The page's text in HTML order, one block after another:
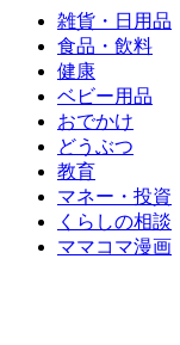
雑貨・日用品
食品・飲料
健康
ベビー用品
おでかけ
どうぶつ
教育
マネー・投資
くらしの相談
ママコマ漫画